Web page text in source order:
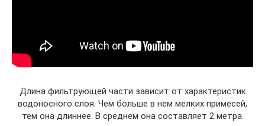
Длина фильтрующей части зависит от характеристик
водоносного слоя. Чем больше в нем мелких примесей,
тем она длиннее. В среднем она составляет 2 метра.